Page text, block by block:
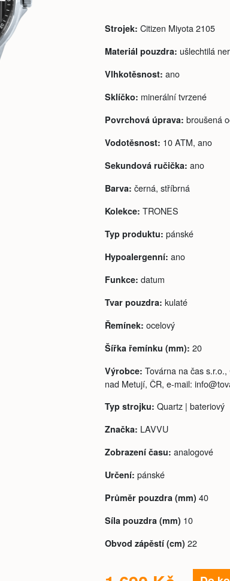
Strojek: Citizen Miyota 2105
Materiál pouzdra: ušlechtilá
Vlhkotěsnost: ano
Sklíčko: minerální tvrzené
Povrchová úprava: broušená
Vodotěsnost: 10 ATM, ano
Sekundová ručička: ano
Barva: černá, stříbrná
Kolekce: TRONES
Typ produktu: pánské
Hypoalergenní: ano
Funkce: datum
Tvar pouzdra: kulaté
Řemínek: ocelový
Šířka řemínku (mm): 20
Výrobce: Továrna na čas
nad Metují, ČR, e-mail:
Typ strojku: Quartz | bateriový
Značka: LAVVU
Zobrazení času: analogové
Určení: pánské
Průměr pouzdra (mm) 40
Síla pouzdra (mm) 10
Obvod zápěstí (cm) 22